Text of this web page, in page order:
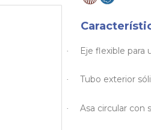
· Eje flexible para
· Tubo exterior
· Asa circular con